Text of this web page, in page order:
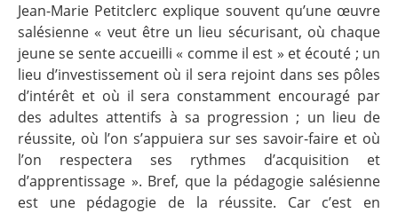
Jean-Marie Petitclerc explique souvent qu’une œuvre
salésienne « veut être un lieu sécurisant, où chaque
jeune se sente accueilli « comme il est » et écouté­ ; un
lieu d’investissement où il sera rejoint dans ses pôles
d’intérêt et où il sera constamment encouragé par
des adultes attentifs à sa progression­ ; un lieu de
réussite, où l’on s’appuiera sur ses savoir-faire et où
l’on respectera ses rythmes d’acquisition et
d’apprentissage ». Bref, que la pédagogie salésienne
est une pédagogie de la réussite. Car c’est en